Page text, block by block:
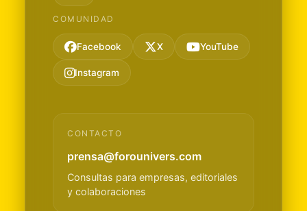
COMUNIDAD
Facebook X YouTube
Instagram
CONTACTO
prensa@forounivers.com
Consultas para empresas, editoriales
y colaboraciones